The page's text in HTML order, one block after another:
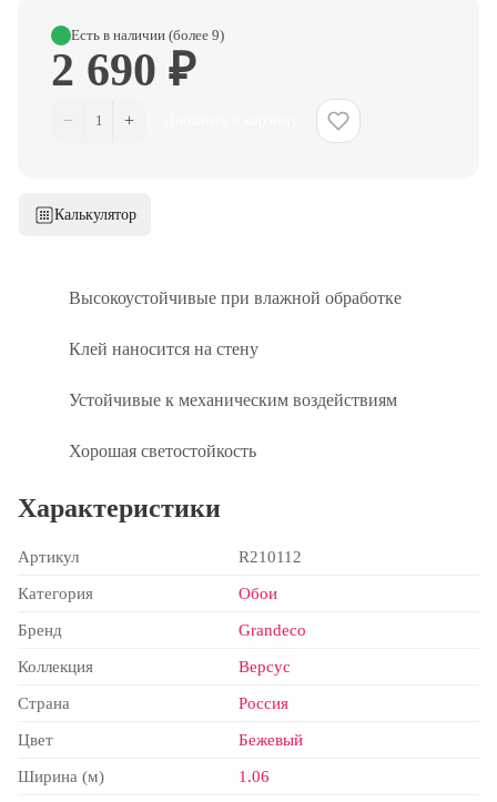
Есть в наличии (более 9)
2 690 ₽
− 1 +
Калькулятор
Характеристики
Артикул R210112
Категория Обои
Бренд Grandeco
Коллекция Версус
Страна Россия
Цвет Бежевый
Ширина (м) 1.06
Высокоустойчивые при влажной обработке
Клей наносится на стену
Устойчивые к механическим воздействиям
Хорошая светостойкость